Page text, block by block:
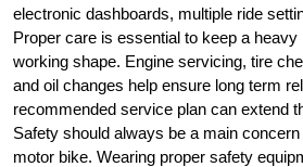
electronic dashboards, multiple ride
Proper care is essential to keep a heavy
working shape. Engine servicing, tire
and oil changes help ensure long term
recommended service plan can extend
Safety should always be a main
motor bike. Wearing proper safety